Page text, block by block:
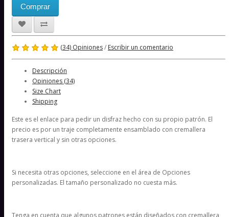
Comprar
(34) Opiniones/ Escribir un comentario
Descripción
Opiniones (34)
Size Chart
Shipping
Este es el enlace para pedir un disfraz hecho con su propio patrón. El
precio es por un traje completamente ensamblado con cremallera
trasera vertical y sin otras opciones.
Si necesita otras opciones, seleccione en el área de Opciones
personalizadas. El tamaño personalizado no cuesta más.
Tenga en cuenta que algunos patrones están diseñados con cremallera